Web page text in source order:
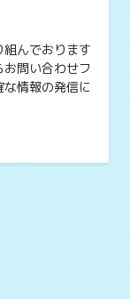
んでおります
問い合わせフ
情報の発信に